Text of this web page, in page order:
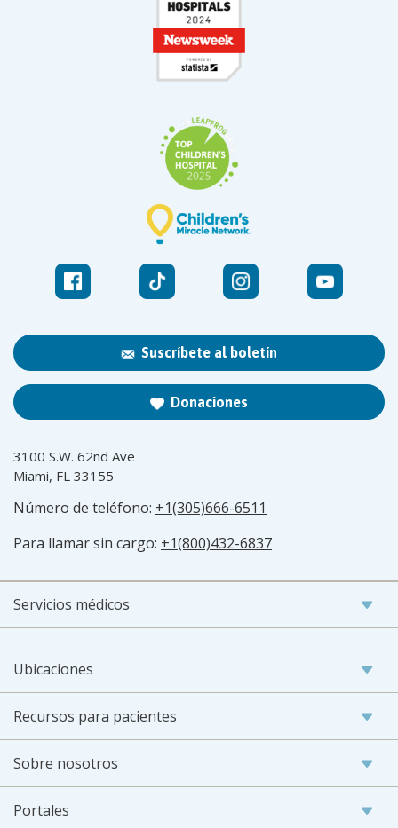
Suscríbete al boletín
Donaciones
3100 S.W. 62nd Ave
Miami, FL 33155
Número de teléfono: +1(305)666-6511
Para llamar sin cargo: +1(800)432-6837
Servicios médicos
Ubicaciones
Recursos para pacientes
Sobre nosotros
Portales